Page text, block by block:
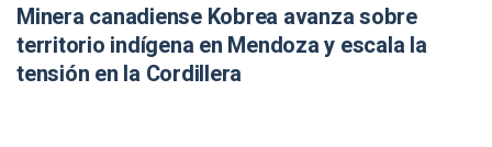
Minera canadiense Kobrea avanza sobre
territorio indígena en Mendoza y escala la
tensión en la Cordillera